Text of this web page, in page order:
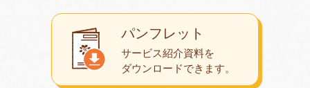
パンフレット
サービス紹介資料を
ダウンロードできます。